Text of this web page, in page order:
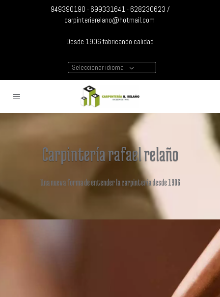
949390190 - 699331641 - 628230623 /
carpinteriarelano@hotmail.com
Desde 1906 fabricando calidad
Seleccionar idioma
Carpintería rafael relaño
Una nueva forma de entender la carpintería desde 1906